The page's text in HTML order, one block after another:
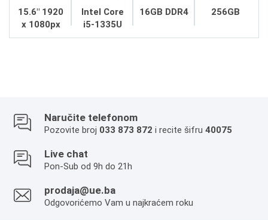
15.6" 1920
x 1080px
Intel Core
i5-1335U
16GB DDR4
256GB
Naručite telefonom
Pozovite broj 033 873 872 i recite šifru 40075
Live chat
Pon-Sub od 9h do 21h
prodaja@ue.ba
Odgovorićemo Vam u najkraćem roku